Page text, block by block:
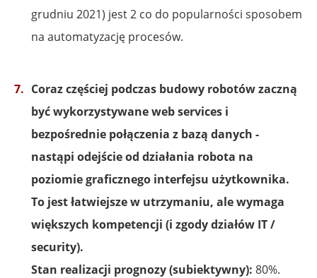
grudniu 2021) jest 2 co do popularności sposobem
na automatyzację procesów.
Coraz częściej podczas budowy robotów zaczną
być wykorzystywane web services i
bezpośrednie połączenia z bazą danych -
nastąpi odejście od działania robota na
poziomie graficznego interfejsu użytkownika.
To jest łatwiejsze w utrzymaniu, ale wymaga
większych kompetencji (i zgody działów IT /
security).
Stan realizacji prognozy (subiektywny): 80%.